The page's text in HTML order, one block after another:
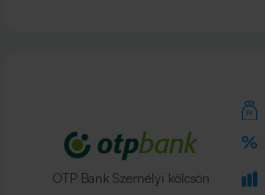
OTP Bank Személyi kölcsön